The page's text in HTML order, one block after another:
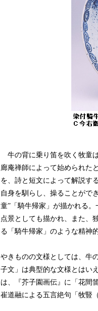
牛の背に乗り笛を吹く牧童
廊庵禅師によって始められた
を、詩と短文によって解説す
自身を馴らし、操ることがで
童”「騎牛帰家」が描かれる
点景としても描かれ、また、
る「騎牛帰家」のような精神
やきものの文様としては、牛
子文」は典型的な文様とはい
は、『芥子園画伝』に「花間
崔道融による五言絶句「牧豎